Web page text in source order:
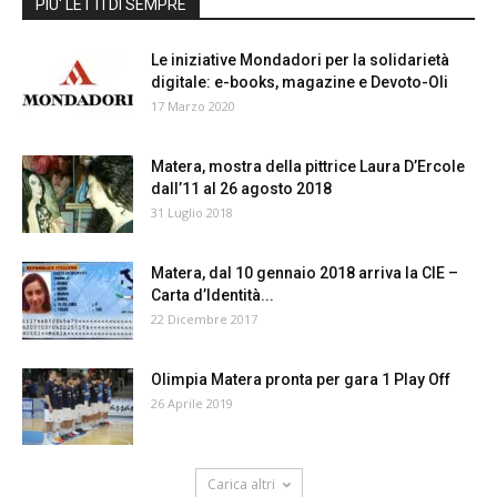
PIU' LETTI DI SEMPRE
Le iniziative Mondadori per la solidarietà
digitale: e-books, magazine e Devoto-Oli
17 Marzo 2020
Matera, mostra della pittrice Laura D’Ercole
dall’11 al 26 agosto 2018
31 Luglio 2018
Matera, dal 10 gennaio 2018 arriva la CIE –
Carta d’Identità...
22 Dicembre 2017
Olimpia Matera pronta per gara 1 Play Off
26 Aprile 2019
Carica altri